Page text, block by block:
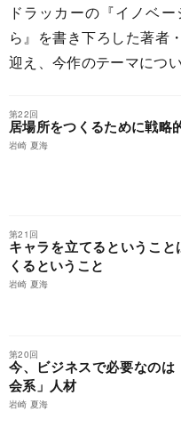
ドラッカーの『イノベ
ら』を書き下ろした著者
迎え、今作のテーマにつ
第22回
居場所をつくるために戦略
岩崎 夏海
第21回
キャラを立てるというこ
くるということ
岩崎 夏海
第20回
今、ビジネスで必要なのは
会系」人材
岩崎 夏海